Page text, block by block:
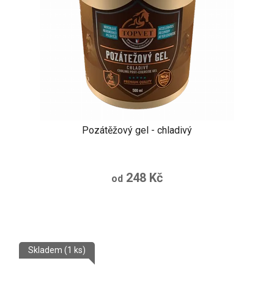
Pozátěžový gel - chladivý
od 248 Kč
Skladem (1 ks)